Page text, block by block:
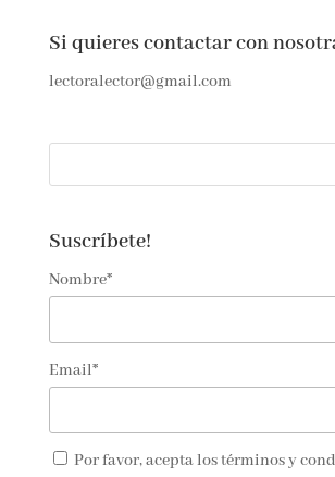
Si quieres contactar con
lectoralector@gmail.com
Suscríbete!
Nombre*
Email*
Por favor, acepta lostérminos y